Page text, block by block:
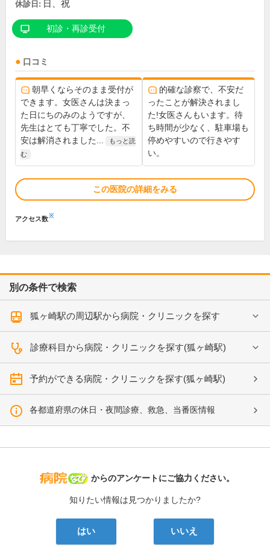
休診日: 日、祝
初診・再診受付
口コミ
朝早くならそのまま受付が
できます。女医さんは決まっ
た日にちのみのようですが、
先生はとても丁寧でした。不
安は解消されました...
もっと読
む
的確な診察で、不安だ
ったことが解決されまし
た!女医さんもいます。待
ち時間が少なく、駐車場も
停めやすいので行きやす
い。
この医院の詳細をみる
アクセス数※
別の条件で検索
狐ヶ崎駅の周辺駅から病院・クリニックを探す
診療科目から病院・クリニックを探す(狐ヶ崎駅)
予約ができる病院・クリニックを探す(狐ヶ崎駅)
各都道府県の休日・夜間診療、救急、当番医情報
病院なび
からのアンケートにご協力ください。
知りたい情報は見つかりましたか?
はい いいえ